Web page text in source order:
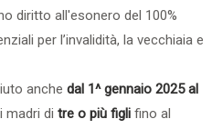
diritto all'esonero del 100%
per l’invalidità, la vecchiaia e
anche dal 1^ gennaio 2025 al
madri di tre o più figlifino al